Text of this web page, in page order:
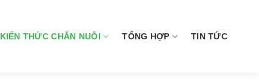
KIẾN THỨC CHĂN NUÔI TỔNG HỢP TIN TỨC